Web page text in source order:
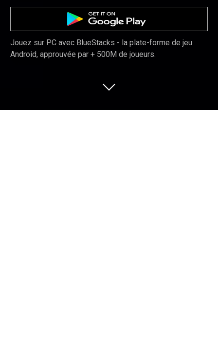
Jouez sur PC avec BlueStacks - la plate-forme de jeu
Android, approuvée par + 500M de joueurs.